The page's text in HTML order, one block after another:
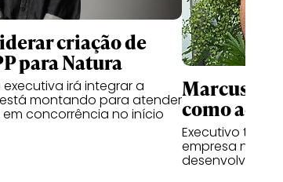
criação de
para Natura
irá integrar a
montando para atender
concorrência no início
Marcus
como
Executivo tem
empresa nas